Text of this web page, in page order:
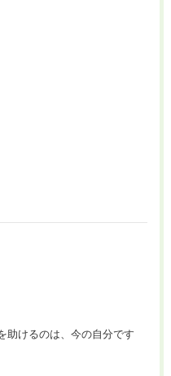
助けるのは、今の自分です